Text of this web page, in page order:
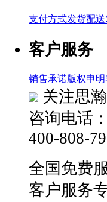
支付方式发货配送
客户服务
销售承诺版权申明
关注思
咨询电话：
400-808-
全国免费
客户服务